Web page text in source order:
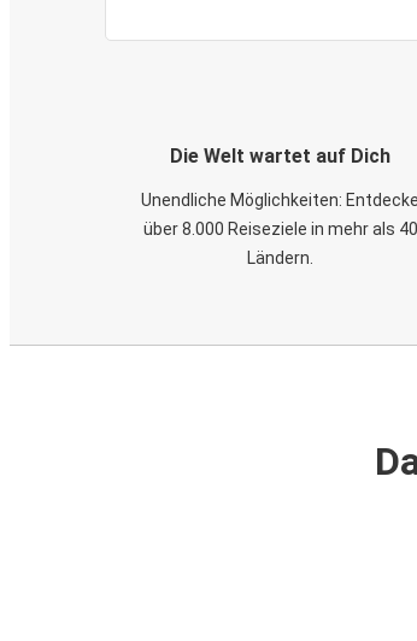
Die Welt wartet auf Dich
Unendliche Möglichkeiten: Entdecke
über 8.000 Reiseziele in mehr als 40
Ländern.